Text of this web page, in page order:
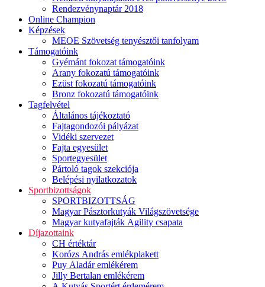
Rendezvénynaptár 2018
Online Champion
Képzések
MEOE Szövetség tenyésztői tanfolyam
Támogatóink
Gyémánt fokozat támogatóink
Arany fokozatú támogatóink
Ezüst fokozatú támogatóink
Bronz fokozatú támogatóink
Tagfelvétel
Általános tájékoztató
Fajtagondozói pályázat
Vidéki szervezet
Fajta egyesület
Sportegyesület
Pártoló tagok szekciója
Belépési nyilatkozatok
Sportbizottságok
SPORTBIZOTTSÁG
Magyar Pásztorkutyák Világszövetsége
Magyar kutyafajták Agility csapata
Díjazottaink
CH értéktár
Korózs András emlékplakett
Puy Aladár emlékérem
Jilly Bertalan emlékérem